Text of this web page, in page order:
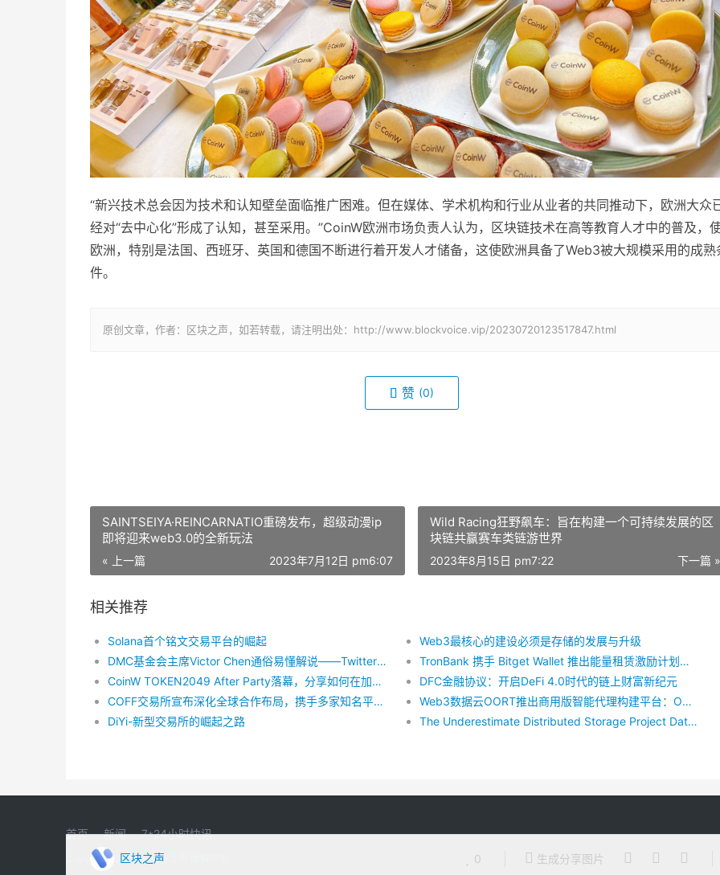
“新兴技术总会因为技术和认知壁垒面临推广困难。但在媒体、学术机构和行业从业者的共同推动下，欧洲大众
经对“去中心化”形成了认知，甚至采用。”CoinW欧洲市场负责人认为，区块链技术在高等教育人才中的普及，
欧洲，特别是法国、西班牙、英国和德国不断进行着开发人才储备，这使欧洲具备了Web3被大规模采用的成熟
件。
原创文章，作者：区块之声，如若转载，请注明出处：http://www.blockvoice.vip/20230720123517847.html
赞 (0)
区块之声 0 生成分享图片
SAINTSEIYA·REINCARNATIO重磅发布，超级动漫ip
即将迎来web3.0的全新玩法
« 上一篇 2023年7月12日 pm6:07
Wild Racing狂野飙车：旨在构建一个可持续发展的区
块链共赢赛车类链游世界
下一篇 »
2023年8月15日 pm7:22
相关推荐
Solana首个铭文交易平台的崛起
Web3最核心的建设必须是存储的发展与升级
DMC基金会主席Victor Chen通俗易懂解说——Twitter Space粉丝之十大灵魂拷问篇
TronBank 携手 Bitget Wallet 推出能量租赁激励计划，推动 TRON 网络资源普惠化
CoinW TOKEN2049 After Party落幕，分享如何在加密寒冬保持增长
DFC金融协议：开启DeFi 4.0时代的链上财富新纪元
COFF交易所宣布深化全球合作布局，携手多家知名平台共建数字资产生态
Web3数据云OORT推出商用版智能代理构建平台：OORT TDS
DiYi-新型交易所的崛起之路
The Underestimate Distributed Storage Project Datamall Chain（DMC）in 2023
首页 新闻 7*24小时快讯
Copyright © 2022 区块之声 版权所有